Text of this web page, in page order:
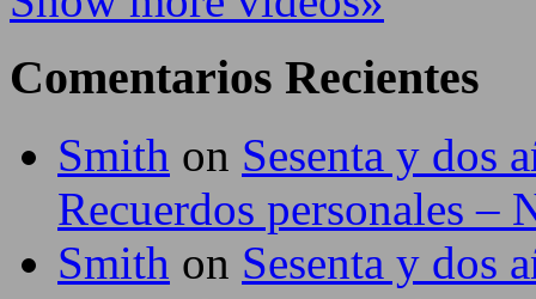
Comentarios Recientes
Smith on Sesenta y dos
Recuerdos personales –
Smith on Sesenta y dos